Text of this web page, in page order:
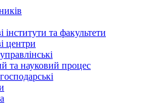
інститути та факультети
центри
та науковий процес